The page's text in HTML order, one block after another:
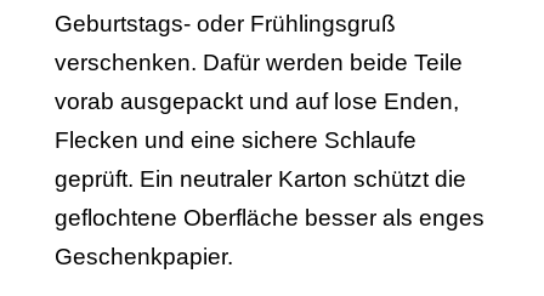
Geburtstags- oder Frühlingsgruß
verschenken. Dafür werden beide Teile
vorab ausgepackt und auf lose Enden,
Flecken und eine sichere Schlaufe
geprüft. Ein neutraler Karton schützt die
geflochtene Oberfläche besser als enges
Geschenkpapier.